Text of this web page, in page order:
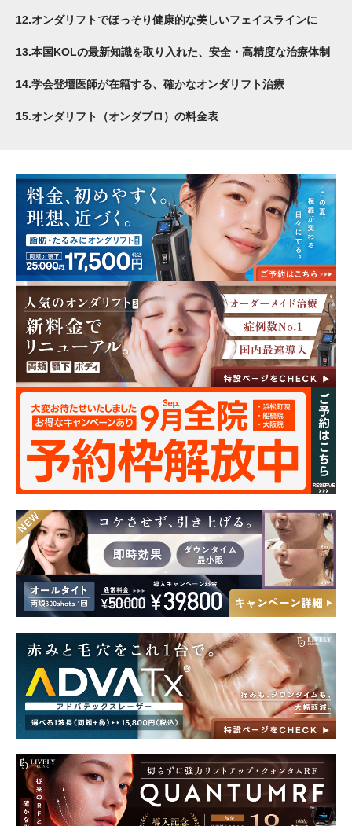
12.オンダリフトでほっそり健康的な美しいフェイスラインに
13.本国KOLの最新知識を取り入れた、安全・高精度な治療体制
14.学会登壇医師が在籍する、確かなオンダリフト治療
15.オンダリフト（オンダプロ）の料金表